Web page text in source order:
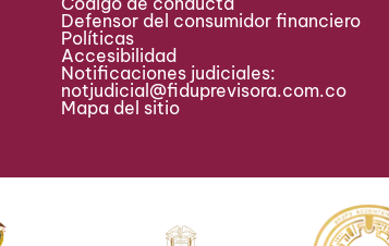
Defensor del consumidor financiero
Políticas
Accesibilidad
Notificaciones judiciales:
notjudicial@fiduprevisora.com.co
Mapa del sitio